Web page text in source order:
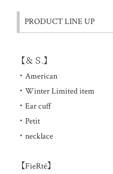
PRODUCT LINE UP
【＆Ｓ.】
・American
・Winter Limited item
・Ear cuff
・Petit
・necklace
【FieRté】